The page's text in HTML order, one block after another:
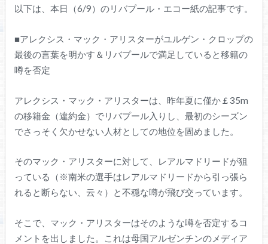
以下は、本日（6/9）のリバプール・エコー紙の記事です。
■アレクシス・マック・アリスターがユルゲン・クロップの
最後の言葉を明かす＆リバプールで満足していると移籍の
噂を否定
アレクシス・マック・アリスターは、昨年夏に僅か￡35m
の移籍金（違約金）でリバプール入りし、最初のシーズン
でさっそく欠かせない人材としての地位を固めました。
そのマック・アリスターに対して、レアルマドリードが狙
っている（※南米の選手はレアルマドリードから引っ張ら
れると断らない、云々）と不穏な噂が飛び交っています。
そこで、マック・アリスターはそのような噂を否定するコ
メントを出しました。これは母国アルゼンチンのメディア